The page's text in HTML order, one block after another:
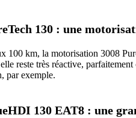
130 : une
100 km, la motorisation 3008
reste très réactive,
par exemple.
130 EAT8 : une